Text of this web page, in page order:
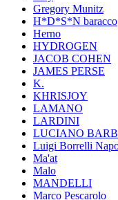
Gregory Munitz
H*D*S*N baracco
Herno
HYDROGEN
JACOB COHEN
JAMES PERSE
K.
KHRISJOY
LAMANO
LARDINI
LUCIANO
Luigi Borrelli
Ma'at
Malo
MANDELLI
Marco Pescarolo